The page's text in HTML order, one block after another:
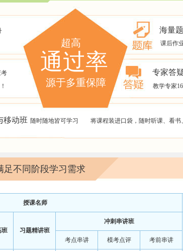
海量
专家答
移动班 随时随地皆可学习
课后作
教学专家
将课程装进口袋，随时听课、看书
超高
源于多重保障
通过率
足不同阶段学习需求
授课名师
班 习题精讲班
冲刺串讲班
考点串讲 模考点评 考前串讲